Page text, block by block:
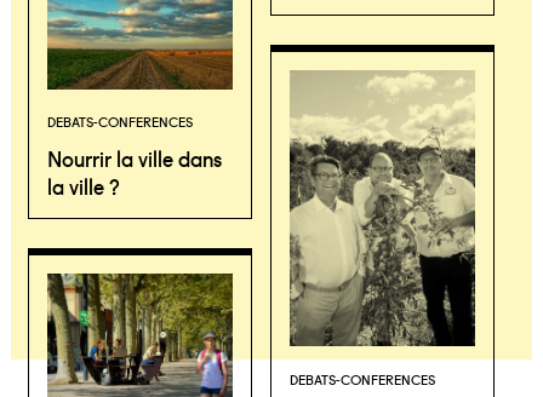
DEBATS-CONFERENCES
Nourrir la ville dans
la ville ?
DEBATS-CONFERENCES